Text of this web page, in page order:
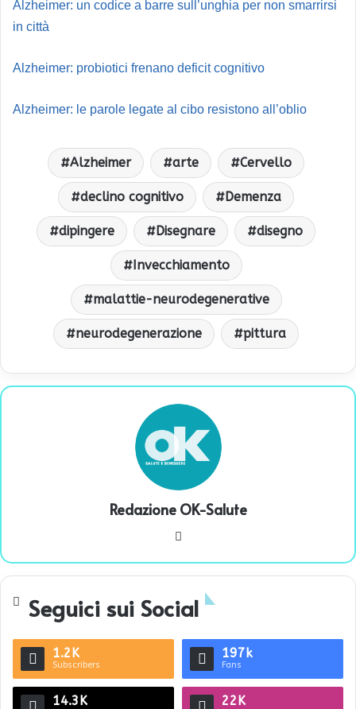
Alzheimer: un codice a barre sull’unghia per non smarrirsi
in città
Alzheimer: probiotici frenano deficit cognitivo
Alzheimer: le parole legate al cibo resistono all’oblio
Alzheimer arte Cervello
declino cognitivo Demenza
dipingere Disegnare disegno
Invecchiamento
malattie-neurodegenerative
neurodegenerazione pittura
Redazione OK-Salute
te
Seguici sui Social
1.2K
Subscribers
197k
Fans
14.3K 22K